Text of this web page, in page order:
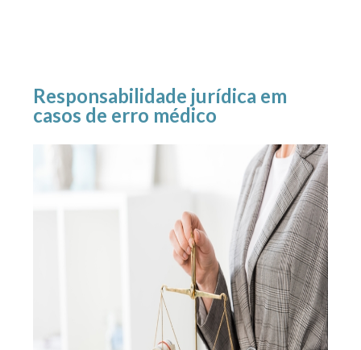
Responsabilidade jurídica em
casos de erro médico